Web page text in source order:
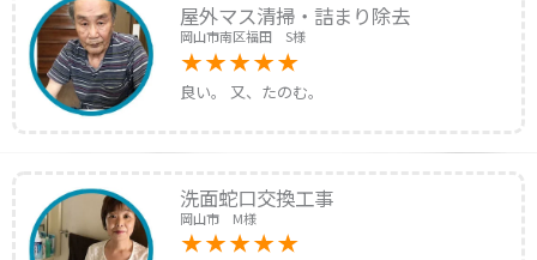
屋外マス清掃・詰まり除去
岡山市南区福田 S様
良い。 又、たのむ。
洗面蛇口交換工事
岡山市 M様